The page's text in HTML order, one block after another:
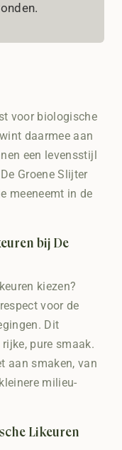
voor biologische
daarmee aan
een levensstijl
Groene Slijter
meeneemt in de
bij De
kiezen?
voor de
Dit
pure smaak.
aan smaken, van
milieu-
Likeuren